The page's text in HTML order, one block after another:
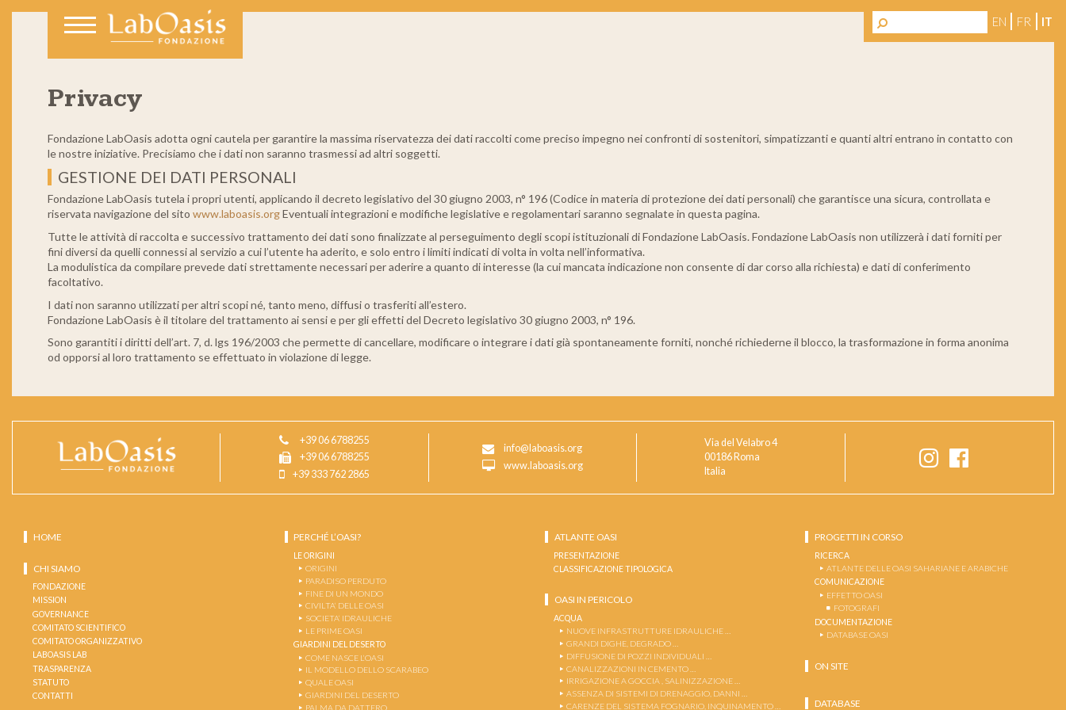
EN FR IT
Privacy
Fondazione LabOasis adotta ogni cautela per garantire la massima riservatezza dei dati raccolti come preciso impegno nei confronti di sostenitori, simpatizzanti e quanti altri entrano in contatto con
le nostre iniziative. Precisiamo che i dati non saranno trasmessi ad altri soggetti.
GESTIONE DEI DATI PERSONALI
Fondazione LabOasis tutela i propri utenti, applicando il decreto legislativo del 30 giugno 2003, n° 196 (Codice in materia di protezione dei dati personali) che garantisce una sicura, controllata e
riservata navigazione del sitowww.laboasis.orgEventuali integrazioni e modifiche legislative e regolamentari saranno segnalate in questa pagina.
Tutte le attività di raccolta e successivo trattamento dei dati sono finalizzate al perseguimento degli scopi istituzionali di Fondazione LabOasis. Fondazione LabOasis non utilizzerà i dati forniti per
fini diversi da quelli connessi al servizio a cui l’utente ha aderito, e solo entro i limiti indicati di volta in volta nell’informativa.
La modulistica da compilare prevede dati strettamente necessari per aderire a quanto di interesse (la cui mancata indicazione non consente di dar corso alla richiesta) e dati di conferimento
facoltativo.
I dati non saranno utilizzati per altri scopi né, tanto meno, diffusi o trasferiti all’estero.
Fondazione LabOasis è il titolare del trattamento ai sensi e per gli effetti del Decreto legislativo 30 giugno 2003, n° 196.
Sono garantiti i diritti dell’art. 7, d. lgs 196/2003 che permette di cancellare, modificare o integrare i dati già spontaneamente forniti, nonché richiederne il blocco, la trasformazione in forma anonima
od opporsi al loro trattamento se effettuato in violazione di legge.
+39 06 6788255
+39 06 6788255
+39 333 762 2865
info@laboasis.org
www.laboasis.org
Via del Velabro 4
00186 Roma
Italia
HOME
CHI SIAMO
FONDAZIONE
MISSION
GOVERNANCE
COMITATO SCIENTIFICO
COMITATO ORGANIZZATIVO
LABOASIS LAB
TRASPARENZA
STATUTO
CONTATTI
PERCHÉ L’OASI?
LE ORIGINI
ORIGINI
PARADISO PERDUTO
FINE DI UN MONDO
CIVILTA’ DELLE OASI
SOCIETA’ IDRAULICHE
LE PRIME OASI
GIARDINI DEL DESERTO
COME NASCE L’OASI
IL MODELLO DELLO SCARABEO
QUALE OASI
GIARDINI DEL DESERTO
PALMA DA DATTERO
ATLANTE OASI
PRESENTAZIONE
CLASSIFICAZIONE TIPOLOGICA
OASI IN PERICOLO
ACQUA
NUOVE INFRASTRUTTURE IDRAULICHE …
GRANDI DIGHE, DEGRADO …
DIFFUSIONE DI POZZI INDIVIDUALI …
CANALIZZAZIONI IN CEMENTO …
IRRIGAZIONE A GOCCIA , SALINIZZAZIONE …
ASSENZA DI SISTEMI DI DRENAGGIO, DANNI …
CARENZE DEL SISTEMA FOGNARIO, INQUINAMENTO …
PROGETTI IN CORSO
RICERCA
ATLANTE DELLE OASI SAHARIANE E ARABICHE
COMUNICAZIONE
EFFETTO OASI
FOTOGRAFI
DOCUMENTAZIONE
DATABASE OASI
ON SITE
DATABASE